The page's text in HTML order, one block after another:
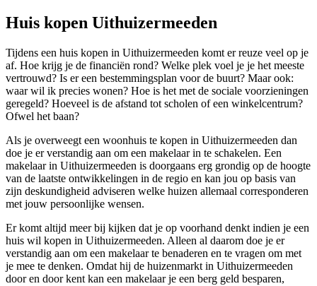
Huis kopen Uithuizermeeden
Tijdens een huis kopen in Uithuizermeeden komt er reuze veel op je
af. Hoe krijg je de financiën rond? Welke plek voel je je het meeste
vertrouwd? Is er een bestemmingsplan voor de buurt? Maar ook:
waar wil ik precies wonen? Hoe is het met de sociale voorzieningen
geregeld? Hoeveel is de afstand tot scholen of een winkelcentrum?
Ofwel het baan?
Als je overweegt een woonhuis te kopen in Uithuizermeeden dan
doe je er verstandig aan om een makelaar in te schakelen. Een
makelaar in Uithuizermeeden is doorgaans erg grondig op de hoogte
van de laatste ontwikkelingen in de regio en kan jou op basis van
zijn deskundigheid adviseren welke huizen allemaal corresponderen
met jouw persoonlijke wensen.
Er komt altijd meer bij kijken dat je op voorhand denkt indien je een
huis wil kopen in Uithuizermeeden. Alleen al daarom doe je er
verstandig aan om een makelaar te benaderen en te vragen om met
je mee te denken. Omdat hij de huizenmarkt in Uithuizermeeden
door en door kent kan een makelaar je een berg geld besparen,